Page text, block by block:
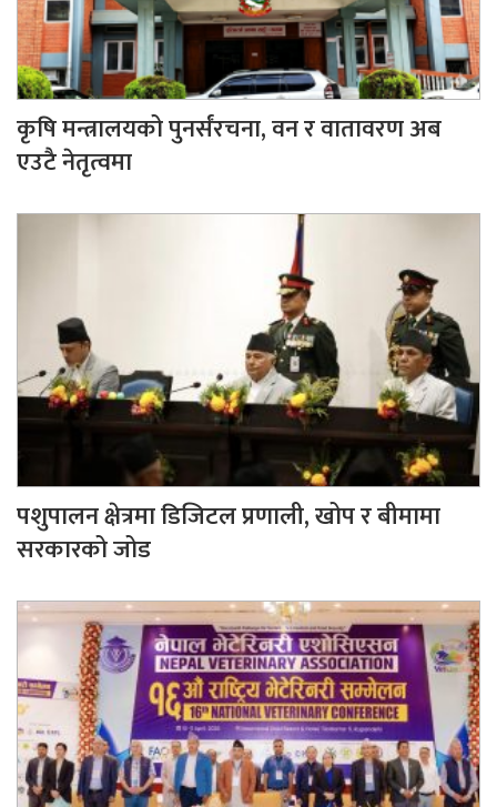
कृषि मन्त्रालयको पुनर्संरचना, वन र वातावरण अब
एउटै नेतृत्वमा
पशुपालन क्षेत्रमा डिजिटल प्रणाली, खोप र बीमामा
सरकारको जोड